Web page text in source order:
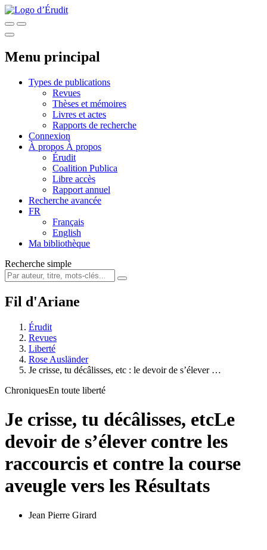
Menu principal
Types de publications
Revues
Thèses et mémoires
Livres et actes
Rapports de recherche
Connexion
À propos À propos
Érudit
Coalition Publica
Libre accès
Rapport annuel
Recherche avancée
FR
Français
English
Ma bibliothèque
Recherche simple
Fil d'Ariane
Érudit
Revues
Liberté
Rose Ausländer
Je crisse, tu décâlisses, etc : le devoir de s’élever …
ChroniquesEn toute liberté
Je crisse, tu décâlisses, etcLe
devoir de s’élever contre les
raccourcis et contre la course
aveugle vers les Résultats
Jean Pierre Girard